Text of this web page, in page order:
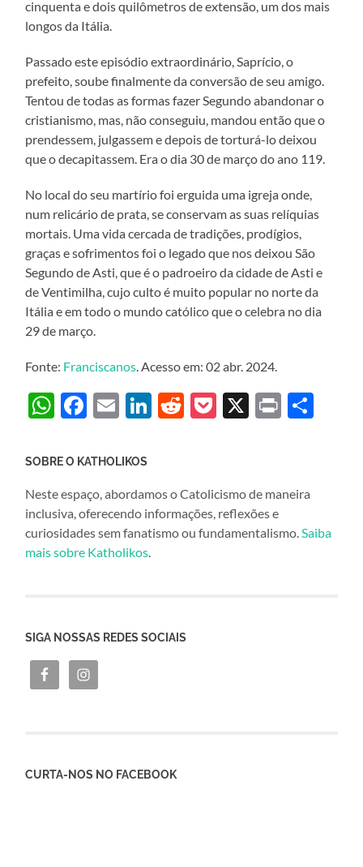
cinquenta e dois quilômetros de extensão, um dos mais
longos da Itália.
Passado este episódio extraordinário, Saprício, o
prefeito, soube finalmente da conversão de seu amigo.
Tentou de todas as formas fazer Segundo abandonar o
cristianismo, mas, não conseguiu, mandou então que o
prendessem, julgassem e depois de torturá-lo deixou
que o decapitassem. Era o dia 30 de março do ano 119.
No local do seu martírio foi erguida uma igreja onde,
num relicário de prata, se conservam as suas relíquias
mortais. Uma vida cercada de tradições, prodígios,
graças e sofrimentos foi o legado que nos deixou São
Segundo de Asti, que é o padroeiro da cidade de Asti e
de Ventimilha, cujo culto é muito popular no norte da
Itália e em todo o mundo católico que o celebra no dia
29 de março.
Fonte: Franciscanos. Acesso em: 02 abr. 2024.
WhatsApp
Facebook
EmailLinkedIn
Reddit
Pocket
X Print
SOBRE O KATHOLIKOS
Neste espaço, abordamos o Catolicismo de maneira
inclusiva, oferecendo informações, reflexões e
curiosidades sem fanatismo ou fundamentalismo.Saiba
mais sobre Katholikos.
SIGA NOSSAS REDES SOCIAIS
CURTA-NOS NO FACEBOOK